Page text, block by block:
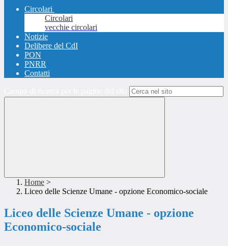
Circolari
Circolari
vecchie circolari
Notizie
Delibere del CdI
PON
PNRR
Contatti
Home >
Liceo delle Scienze Umane - opzione Economico-sociale
Liceo delle Scienze Umane - opzione
Economico-sociale